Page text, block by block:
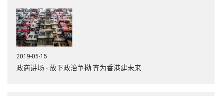
2019-05-15
政商讲场 - 放下政治争拗 齐为香港建未来